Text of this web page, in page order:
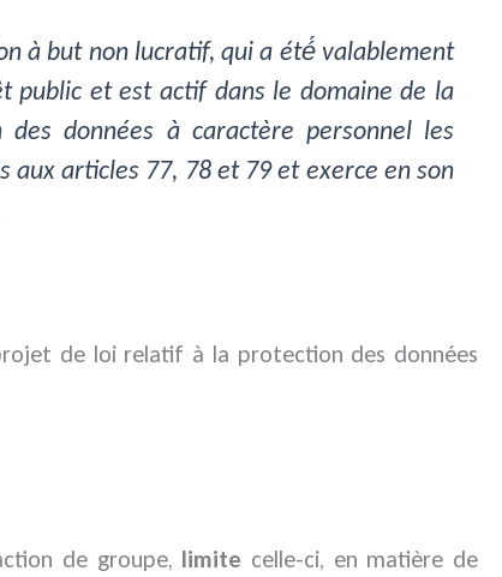
à but non lucratif, qui a été́ valablement
public et est actif dans le domaine de la
données à caractère personnel les
aux articles 77, 78 et 79 et exerce en son
de loi relatif à la protection des données
de groupe, limite celle-ci, en matière de